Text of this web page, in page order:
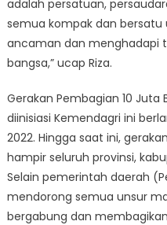
adalah persatuan,
semua kompak dan
ancaman dan menghadapi
bangsa,” ucap Riza.
Gerakan Pembagian 10 Juta
diinisiasi Kemendagri ini
2022. Hingga saat ini,
hampir seluruh provinsi,
Selain pemerintah daerah
mendorong semua unsur
bergabung dan